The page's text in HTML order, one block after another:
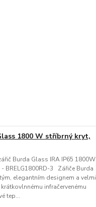
1800 W stříbrný kryt,
Burda Glass IRA IP65 1800W
BRELG1800RD-3 Zářiče Burda
elegantním designem a velmi
infračervenému
tep...